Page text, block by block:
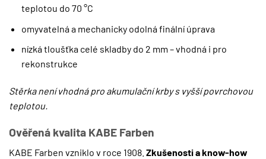
teplotou do 70 °C
omyvatelná a mechanicky odolná finální úprava
nízká tloušťka celé skladby do 2 mm – vhodná i pro
rekonstrukce
Stěrka není vhodná pro akumulační krby s vyšší povrchovou
teplotou.
Ověřená kvalita KABE Farben
KABE Farben vzniklo v roce 1908. Zkušenosti a know-how